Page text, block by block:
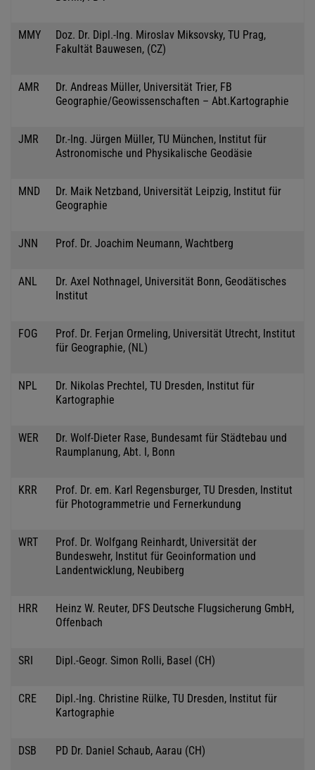
MMY
Doz. Dr. Dipl.-Ing. Miroslav Miksovsky, TU Prag,
Fakultät Bauwesen, (CZ)
AMR
Dr. Andreas Müller, Universität Trier, FB
Geographie/Geowissenschaften – Abt.Kartographie
JMR
Dr.-Ing. Jürgen Müller, TU München, Institut für
Astronomische und Physikalische Geodäsie
MND
Dr. Maik Netzband, Universität Leipzig, Institut für
Geographie
JNN Prof. Dr. Joachim Neumann, Wachtberg
ANL
Dr. Axel Nothnagel, Universität Bonn, Geodätisches
Institut
FOG
Prof. Dr. Ferjan Ormeling, Universität Utrecht, Institut
für Geographie, (NL)
NPL
Dr. Nikolas Prechtel, TU Dresden, Institut für
Kartographie
WER
Dr. Wolf-Dieter Rase, Bundesamt für Städtebau und
Raumplanung, Abt. I, Bonn
KRR
Prof. Dr. em. Karl Regensburger, TU Dresden, Institut
für Photogrammetrie und Fernerkundung
WRT
Prof. Dr. Wolfgang Reinhardt, Universität der
Bundeswehr, Institut für Geoinformation und
Landentwicklung, Neubiberg
HRR
Heinz W. Reuter, DFS Deutsche Flugsicherung GmbH,
Offenbach
SRI Dipl.-Geogr. Simon Rolli, Basel (CH)
CRE
Dipl.-Ing. Christine Rülke, TU Dresden, Institut für
Kartographie
DSB PD Dr. Daniel Schaub, Aarau (CH)